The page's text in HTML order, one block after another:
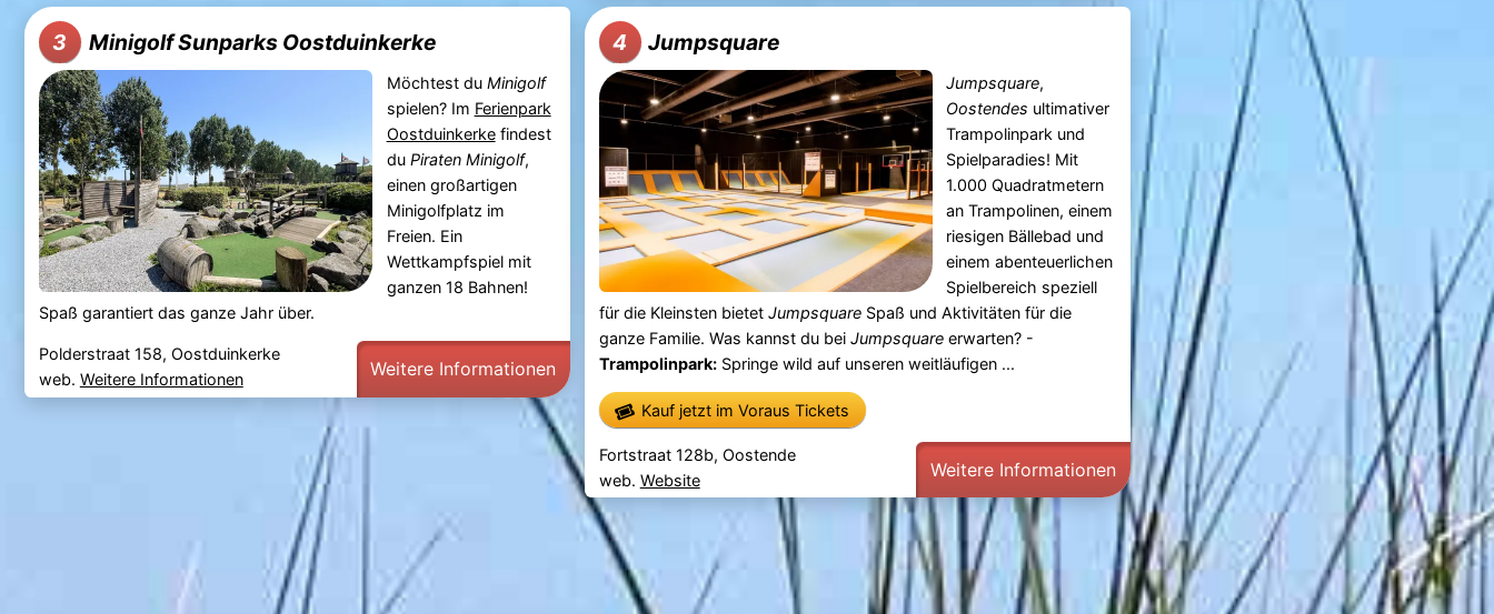
3 Minigolf Sunparks Oostduinkerke
Möchtest du Minigolf
spielen? Im Ferienpark
Oostduinkerkefindest
du Piraten Minigolf,
einen großartigen
Minigolfplatz im
Freien. Ein
Wettkampfspiel mit
ganzen 18 Bahnen!
Spaß garantiert das ganze Jahr über.
Polderstraat 158, Oostduinkerke
web. Weitere Informationen Weitere Informationen
4 Jumpsquare
Jumpsquare,
Oostendes ultimativer
Trampolinpark und
Spielparadies! Mit
1.000 Quadratmetern
an Trampolinen, einem
riesigen Bällebad und
einem abenteuerlichen
Spielbereich speziell
für die Kleinsten bietet JumpsquareSpaß und Aktivitäten für die
ganze Familie. Was kannst du bei Jumpsquareerwarten? -
Trampolinpark:Springe wild auf unseren weitläufigen ...
Kauf jetzt im Voraus Tickets
Fortstraat 128b, Oostende
web. Website Weitere Informationen